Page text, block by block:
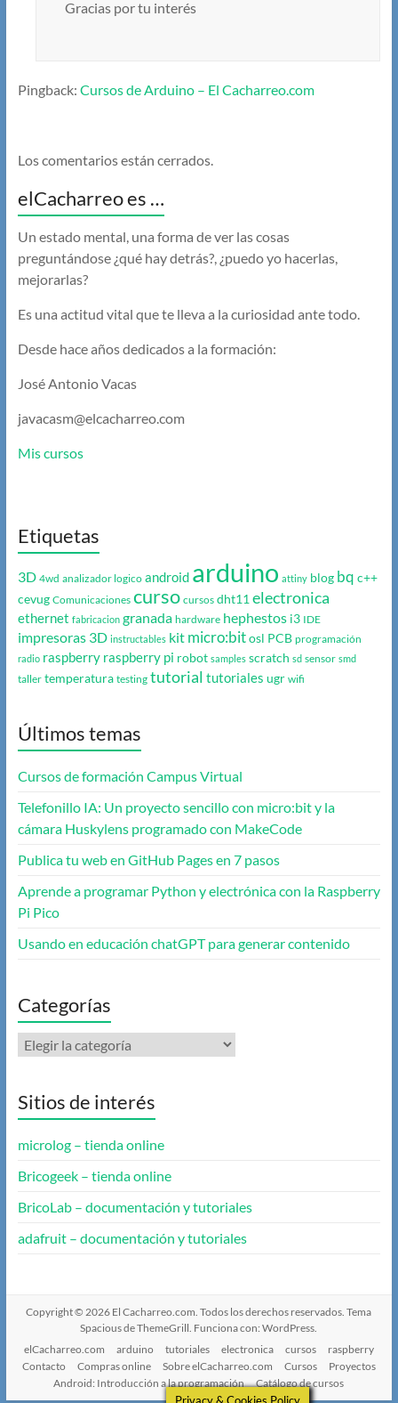
Gracias por tu interés
Pingback: Cursos de Arduino – El Cacharreo.com
Los comentarios están cerrados.
elCacharreo es …
Un estado mental, una forma de ver las cosas
preguntándose ¿qué hay detrás?, ¿puedo yo hacerlas,
mejorarlas?
Es una actitud vital que te lleva a la curiosidad ante todo.
Desde hace años dedicados a la formación:
José Antonio Vacas
javacasm@elcacharreo.com
Mis cursos
Etiquetas
3D 4wd analizador logico android arduino attiny blog bq c++
cevug Comunicaciones curso cursos dht11 electronica
ethernet fabricacion granada hardware hephestos i3 IDE
impresoras 3D instructables kit micro:bit osl PCB programación
radio raspberry raspberry pi robot samples scratch sd sensor smd
taller temperatura testing tutorial tutoriales ugr wifi
Últimos temas
Cursos de formación Campus Virtual
Telefonillo IA: Un proyecto sencillo con micro:bit y la
cámara Huskylens programado con MakeCode
Publica tu web en GitHub Pages en 7 pasos
Aprende a programar Python y electrónica con la Raspberry
Pi Pico
Usando en educación chatGPT para generar contenido
Categorías
Categorías
Sitios de interés
microlog – tienda online
Bricogeek – tienda online
BricoLab – documentación y tutoriales
adafruit – documentación y tutoriales
Copyright © 2026 El Cacharreo.com . Todos los derechos reservados. Tema
Spaciousde ThemeGrill. Funciona con:WordPress
elCacharreo.com
arduino tutoriales electronica cursos
raspberry
Contacto
Compras online Sobre elCacharreo.com Cursos
Proyectos
Android: Introducción a la programación
Catálogo de cursos